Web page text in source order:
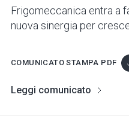
Frigomeccanica entra a
nuova sinergia per
COMUNICATO STAMPA PDF
Leggi comunicato